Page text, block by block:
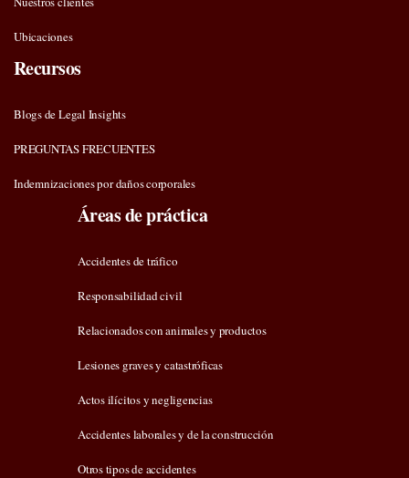
Ubicaciones
Recursos
Blogs de Legal Insights
PREGUNTAS FRECUENTES
Indemnizaciones por daños corporales
Áreas de práctica
Accidentes de tráfico
Responsabilidad civil
Relacionados con animales y productos
Lesiones graves y catastróficas
Actos ilícitos y negligencias
Accidentes laborales y de la construcción
Otros tipos de accidentes